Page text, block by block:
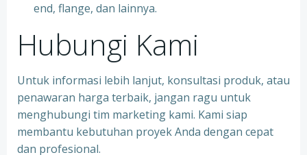
end, flange, dan lainnya.
Hubungi Kami
Untuk informasi lebih lanjut, konsultasi produk, atau
penawaran harga terbaik, jangan ragu untuk
menghubungi tim marketing kami. Kami siap
membantu kebutuhan proyek Anda dengan cepat
dan profesional.